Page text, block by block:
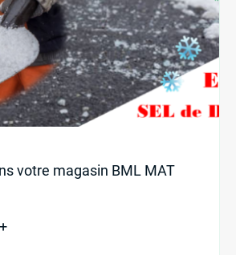
votre magasin BML MAT